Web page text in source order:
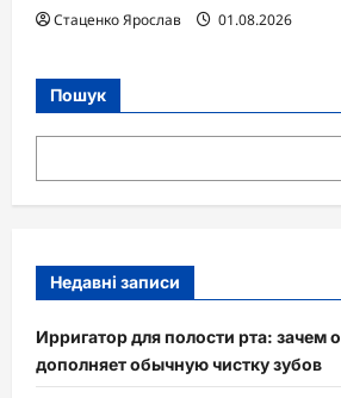
Стаценко Ярослав 01.08.2026
Пошук
Недавні записи
Ирригатор для полости рта: зачем
дополняет обычную чистку зубов